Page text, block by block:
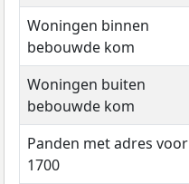
Woningen binnen
bebouwde kom
Woningen buiten
bebouwde kom
Panden met adres voor
1700